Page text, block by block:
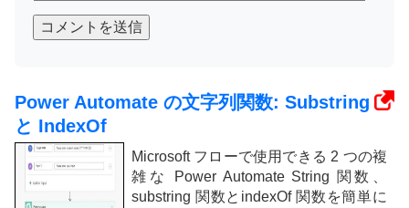
コメントを送信
Power Automate の文字列関数: Substring
と IndexOf
Microsoft フローで使用できる 2 つの複
雑な Power Automate String 関数、
substring 関数とindexOf 関数を簡単に